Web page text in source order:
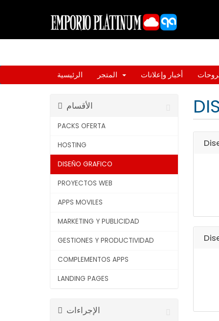
الرئيسية أخبار وإعلانات
الأقسام
PACKS OFERTA
HOSTING
DISEÑO GRAFICO
PROYECTOS WEB
APPS MOVILES
MARKETING Y PUBLICIDAD
GESTIONES Y PRODUCTIVIDAD
COMPLEMENTOS APPS
LANDING PAGES
الإجراءات